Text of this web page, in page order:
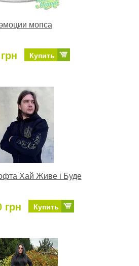
мопса
Купить
Хай Живе і Буде
грн Купить